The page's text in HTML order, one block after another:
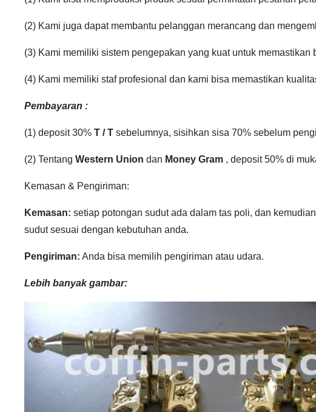
(2) Kami juga dapat membantu pelanggan merancang dan
(3) Kami memiliki sistem pengepakan yang kuat untuk memastikan
(4) Kami memiliki staf profesional dan kami bisa memastikan
Pembayaran :
(1) deposit 30% T / T sebelumnya, sisihkan sisa 70% sebelum
(2) Tentang Western Union dan Money Gram , deposit 50% di
Kemasan & Pengiriman:
Kemasan: setiap potongan sudut ada dalam tas poli, dan
sudut sesuai dengan kebutuhan anda.
Pengiriman: Anda bisa memilih pengiriman atau udara.
Lebih banyak gambar: